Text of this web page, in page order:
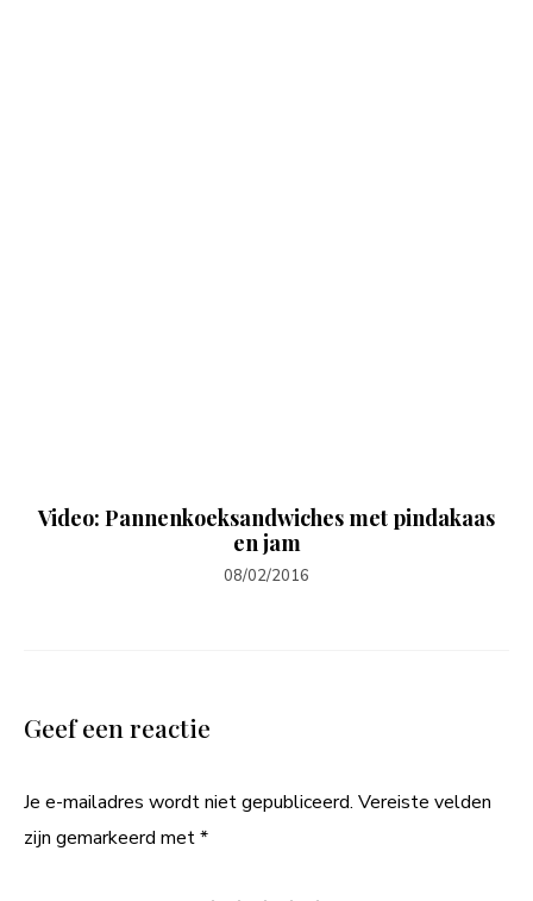
Video: Pannenkoeksandwiches met pindakaas
en jam
08/02/2016
Geef een reactie
Je e-mailadres wordt niet gepubliceerd. Vereiste velden
zijn gemarkeerd met*